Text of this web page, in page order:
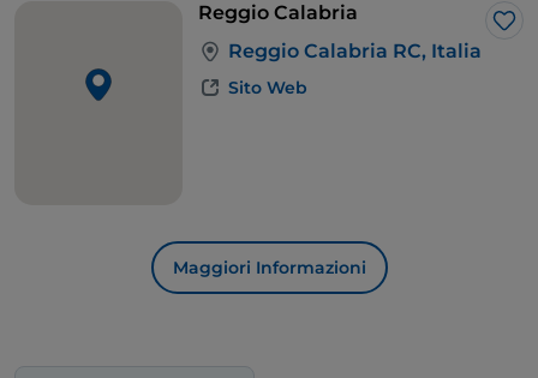
Reggio Calabria
Reggio Calabria RC, Italia
Sito Web
Maggiori Informazioni